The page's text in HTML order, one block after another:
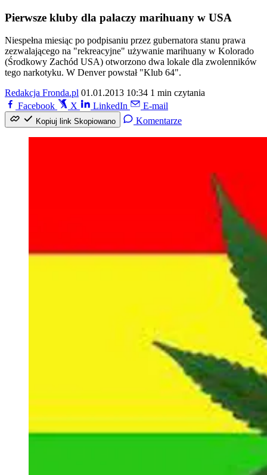
Pierwsze kluby dla palaczy marihuany w USA
Niespełna miesiąc po podpisaniu przez gubernatora stanu prawa
zezwalającego na "rekreacyjne" używanie marihuany w Kolorado
(Środkowy Zachód USA) otworzono dwa lokale dla zwolenników
tego narkotyku. W Denver powstał "Klub 64".
Redakcja Fronda.pl 01.01.2013 10:34 1 min czytania
Facebook
X LinkedIn E-mail
Kopiuj link Skopiowano Komentarze